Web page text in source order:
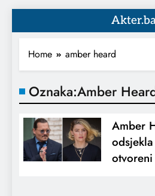
Home amber heard
Oznaka:Amber
Amber